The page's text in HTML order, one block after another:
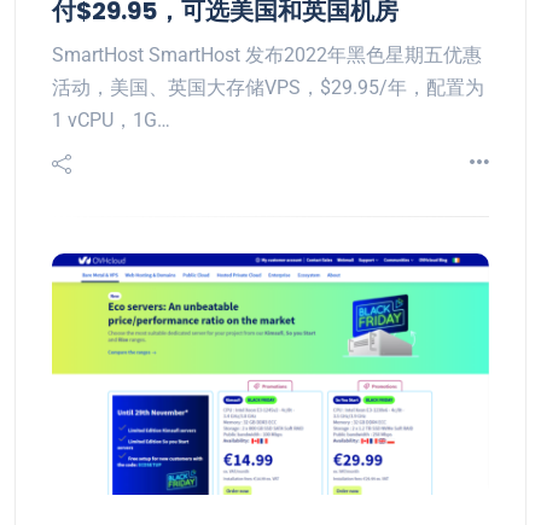
付$29.95，可选美国和英国机房
SmartHost SmartHost 发布2022年黑色星期五优惠
活动，美国、英国大存储VPS，$29.95/年，配置为
1 vCPU，1G…